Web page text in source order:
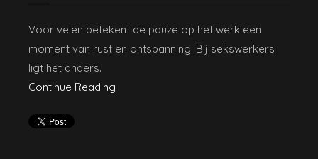
Voor velen betekent de pauze op het werk een
moment van rust en ontspanning. Bij sekswerkers
ligt het anders.
Continue Reading